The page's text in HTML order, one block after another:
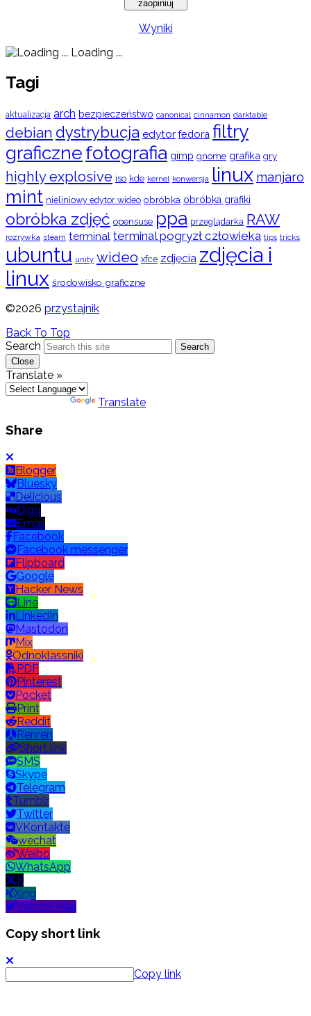
Wyniki
Loading ...
Tagi
aktualizacja arch bezpieczeństwo canonical cinnamon darktable
debian dystrybucja edytor fedora filtry
graficznefotografia gimp gnome grafika gry
highly explosive iso kde kernel konwersja linux manjaro
mint nieliniowy edytor wideo obróbka obróbka grafiki
obróbka zdjęć opensuse ppa przeglądarka RAW
rozrywka steam terminal terminal pogryzł człowieka tips tricks
ubuntu unity wideo xfce zdjęcia zdjęcia i
linux środowisko graficzne
©2026 przystajnik
Back To Top
Search
Search
Close
Translate »
Translate
Share
Blogger
Bluesky
Delicious
Digg
Email
Facebook
Facebook messenger
Flipboard
Google
Hacker News
Line
LinkedIn
Mastodon
Mix
Odnoklassniki
PDF
Pinterest
Pocket
Print
Reddit
Renren
Short link
SMS
Skype
Telegram
Tumblr
Twitter
VKontakte
wechat
Weibo
WhatsApp
X
Xing
Yahoo! Mail
Copy short link
Copy link